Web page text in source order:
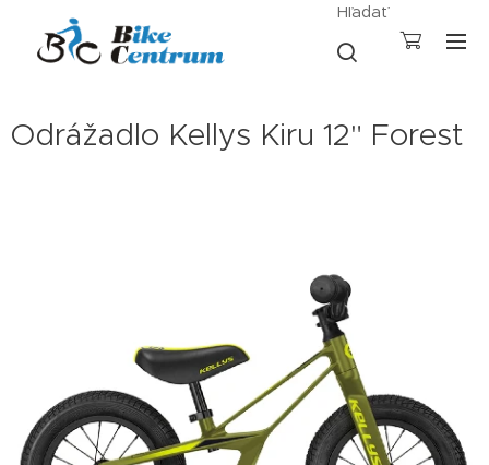
Hľadať
Odrážadlo Kellys Kiru 12" Forest